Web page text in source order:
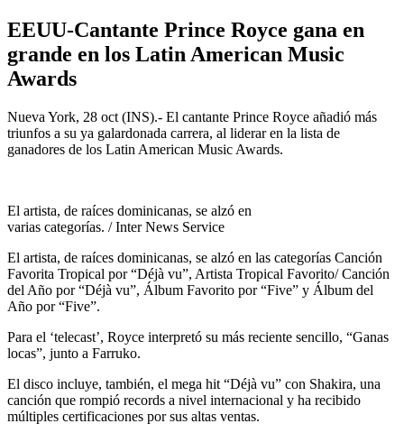
EEUU-Cantante Prince Royce gana en
grande en los Latin American Music
Awards
Nueva York, 28 oct (INS).- El cantante Prince Royce añadió más
triunfos a su ya galardonada carrera, al liderar en la lista de
ganadores de los Latin American Music Awards.
El artista, de raíces dominicanas, se alzó en
varias categorías. / Inter News Service
El artista, de raíces dominicanas, se alzó en las categorías Canción
Favorita Tropical por “Déjà vu”, Artista Tropical Favorito/ Canción
del Año por “Déjà vu”, Álbum Favorito por “Five” y Álbum del
Año por “Five”.
Para el ‘telecast’, Royce interpretó su más reciente sencillo, “Ganas
locas”, junto a Farruko.
El disco incluye, también, el mega hit “Déjà vu” con Shakira, una
canción que rompió records a nivel internacional y ha recibido
múltiples certificaciones por sus altas ventas.